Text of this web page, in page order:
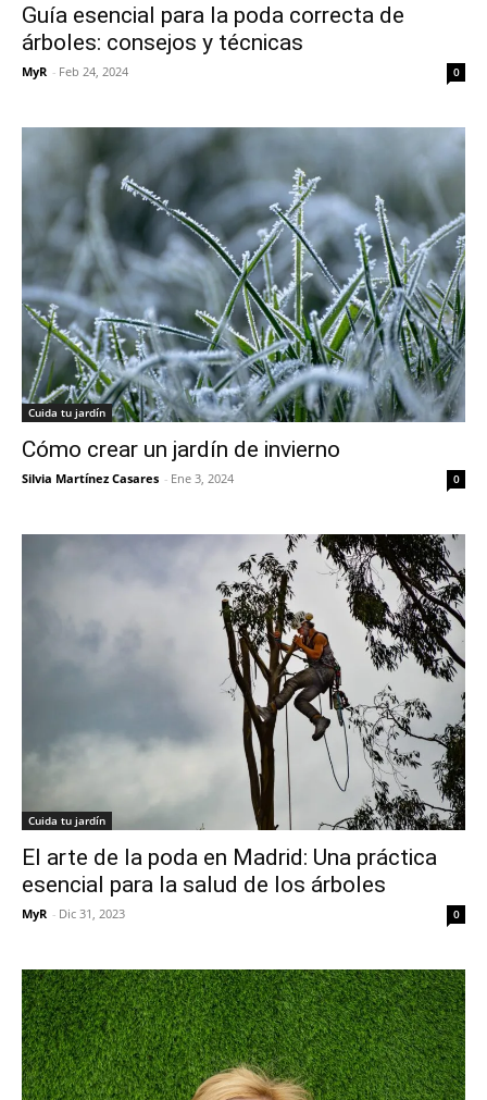
Guía esencial para la poda correcta de
árboles: consejos y técnicas
MyR - Feb 24, 2024 0
Cuida tu jardín
Cómo crear un jardín de invierno
Silvia Martínez Casares - Ene 3, 2024 0
Cuida tu jardín
El arte de la poda en Madrid: Una práctica
esencial para la salud de los árboles
MyR - Dic 31, 2023 0